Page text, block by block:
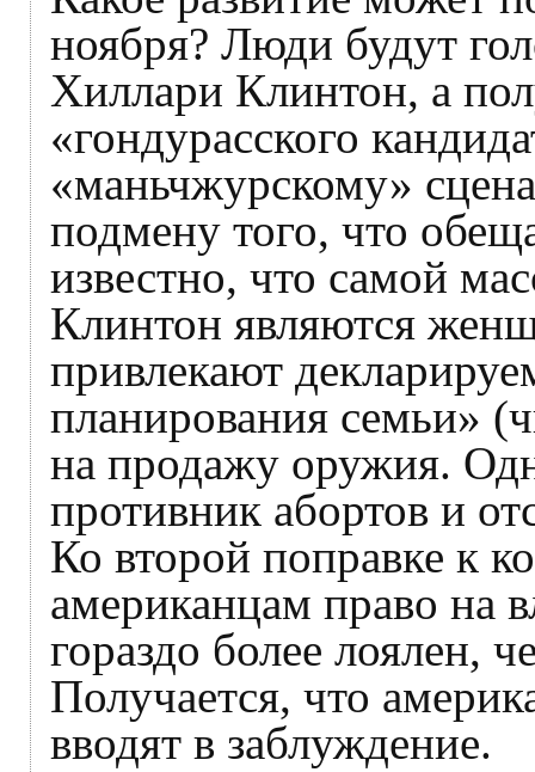
ноября? Люди будут
Хиллари Клинтон, а
«гондурасского
«маньчжурскому»
подмену того, что
известно, что самой
Клинтон являются
привлекают
планирования семьи»
на продажу оружия.
противник абортов и
Ко второй поправке к
американцам право на
гораздо более лоялен,
Получается, что
вводят в заблуждение.